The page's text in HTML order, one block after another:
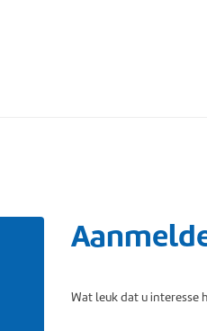
Wat leuk dat u interesse